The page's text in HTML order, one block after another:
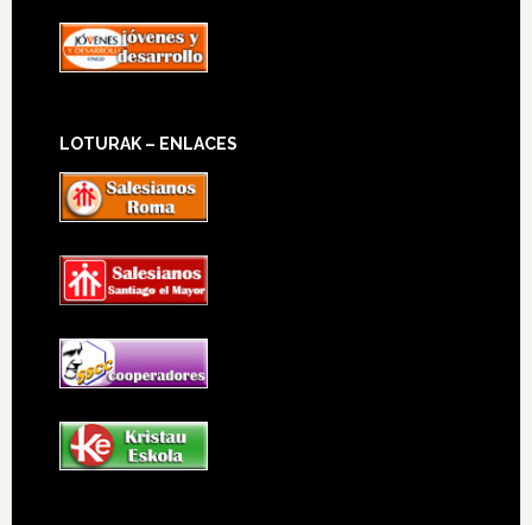
LOTURAK – ENLACES